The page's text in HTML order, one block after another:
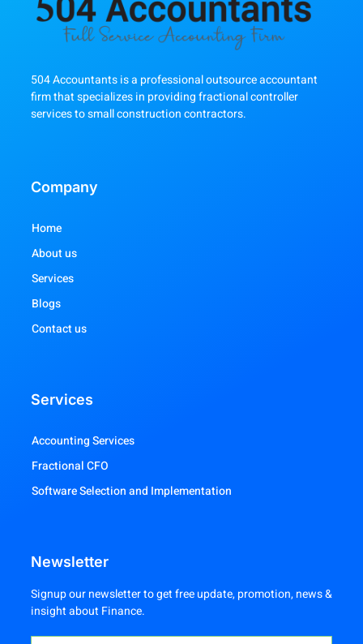
504 Accountants is a professional outsource accountant
firm that specializes in providing fractional controller
services to small construction contractors.
Company
Home
About us
Services
Blogs
Contact us
Services
Accounting Services
Fractional CFO
Software Selection and Implementation
Newsletter
Signup our newsletter to get free update, promotion, news &
insight about Finance.